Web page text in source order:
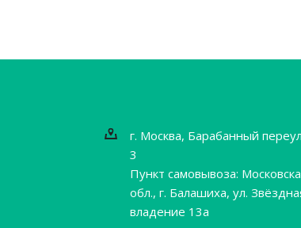
г. Москва, Барабанный
3
Пункт самовывоза:
обл., г. Балашиха, ул.
владение 13а